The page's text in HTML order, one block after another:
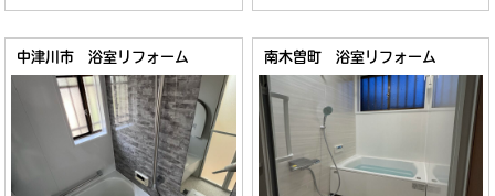
中津川市 浴室リフォーム 南木曽町 浴室リフォーム